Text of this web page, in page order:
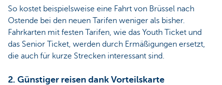
So kostet beispielsweise eine Fahrt von Brüssel nach
Ostende bei den neuen Tarifen weniger als bisher.
Fahrkarten mit festen Tarifen, wie das Youth Ticket und
das Senior Ticket, werden durch Ermäßigungen ersetzt,
die auch für kurze Strecken interessant sind.
2. Günstiger reisen dank Vorteilskarte